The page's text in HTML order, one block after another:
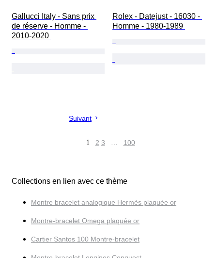
Gallucci Italy - Sans prix
de réserve - Homme -
2010-2020
Rolex - Datejust - 16030 -
Homme - 1980-1989
Suivant
1 2 3 … 100
Collections en lien avec ce thème
Montre bracelet analogique Hermès plaquée or
Montre-bracelet Omega plaquée or
Cartier Santos 100 Montre-bracelet